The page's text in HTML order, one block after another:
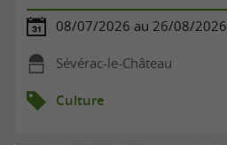
08/07/2026 au 26/08/2026
Sévérac-le-Château
Culture